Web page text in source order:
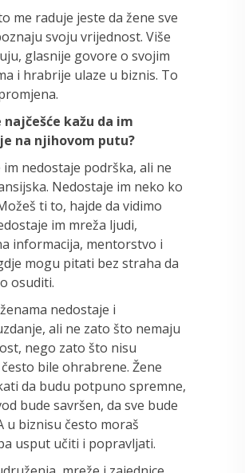
me raduje jeste da žene sve
svoju vrijednost. Više
glasnije govore o svojim
i hrabrije ulaze u biznis. To
najčešće kažu da im
na njihovom putu?
im nedostaje podrška, ali ne
Nedostaje im neko ko
ti to, hajde da vidimo
im mreža ljudi,
informacija, mentorstvo i
mogu pitati bez straha da
osuditi.
nedostaje i
ali ne zato što nemaju
nego zato što nisu
bile ohrabrene. Žene
da budu potpuno spremne,
bude savršen, da sve bude
u biznisu često moraš
usput učiti i popravljati.